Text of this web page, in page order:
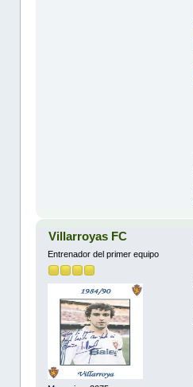
Villarroyas FC
Entrenador del primer equipo